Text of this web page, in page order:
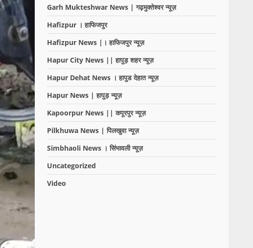
Garh Mukteshwar News | गढ़मुक्तेश्वर न्यूज़
Hafizpur । हाफिजपुर
Hafizpur News |। हाफिजपुर न्यूज़
Hapur City News || हापुड़ शहर न्यूज़
Hapur Dehat News । हापुड देहात न्यूज़
Hapur News | हापुड़ न्यूज़
Kapoorpur News || कपूरपुर न्यूज़
Pilkhuwa News | पिलखुवा न्यूज़
Simbhaoli News । सिंभावली न्यूज़
Uncategorized
Video